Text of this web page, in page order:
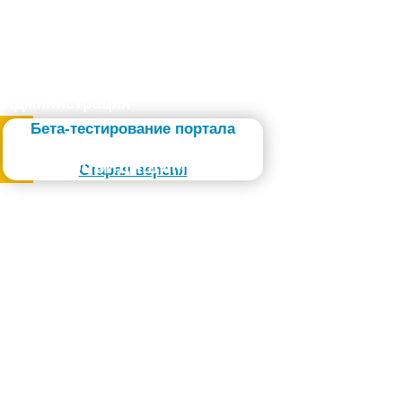
Бета-тестирование портала
Старая версия
Слабовидящим